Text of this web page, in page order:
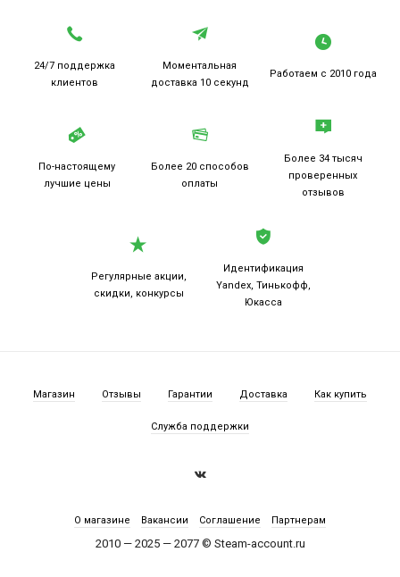
24/7 поддержка
клиентов
Моментальная
доставка 10 секунд
Работаем с 2010 года
По-настоящему
лучшие цены
Более 20 способов
оплаты
Более 34 тысяч
проверенных
отзывов
Регулярные акции,
скидки, конкурсы
Идентификация
Yandex, Тинькофф,
Юкасса
Магазин Отзывы Гарантии Доставка Как купить
Служба поддержки
2010 — 2025 — 2077 © Steam-account.ru
О магазине Вакансии Соглашение Партнерам